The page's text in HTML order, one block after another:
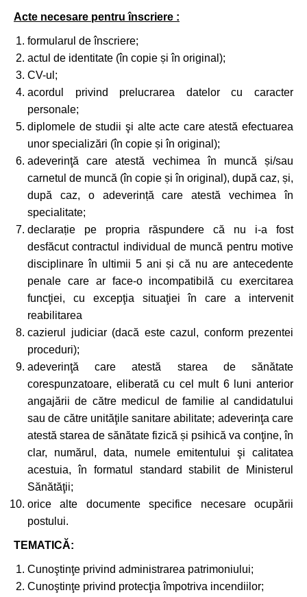
Acte necesare pentru înscriere :
formularul de înscriere;
actul de identitate (în copie și în original);
CV-ul;
acordul privind prelucrarea datelor cu caracter
personale;
diplomele de studii şi alte acte care atestă efectuarea
unor specializări (în copie și în original);
adeverinţă care atestă vechimea în muncă și/sau
carnetul de muncă (în copie și în original), după caz, și,
după caz, o adeverință care atestă vechimea în
specialitate;
declarație pe propria răspundere că nu i-a fost
desfăcut contractul individual de muncă pentru motive
disciplinare în ultimii 5 ani și că nu are antecedente
penale care ar face-o incompatibilă cu exercitarea
funcţiei, cu excepţia situaţiei în care a intervenit
reabilitarea
cazierul judiciar (dacă este cazul, conform prezentei
proceduri);
adeverinţă care atestă starea de sănătate
corespunzatoare, eliberată cu cel mult 6 luni anterior
angajării de către medicul de familie al candidatului
sau de către unităţile sanitare abilitate; adeverinţa care
atestă starea de sănătate fizică și psihică va conţine, în
clar, numărul, data, numele emitentului şi calitatea
acestuia, în formatul standard stabilit de Ministerul
Sănătăţii;
orice alte documente specifice necesare ocupării
postului.
TEMATICĂ:
Cunoştinţe privind administrarea patrimoniului;
Cunoştinţe privind protecţia împotriva incendiilor;